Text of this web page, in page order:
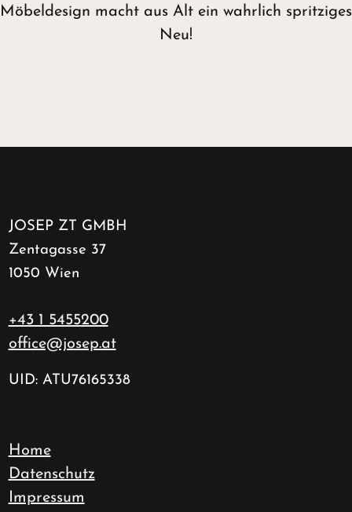
Möbeldesign macht aus Alt ein wahrlich spritziges
Neu!
JOSEP ZT GMBH
Zentagasse 37
1050 Wien
+43 1 5455200
office@josep.at
UID: ATU76165338
Home
Datenschutz
Impressum